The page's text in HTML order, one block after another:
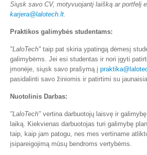
Siųsk savo CV, motyvuojantį laišką ar portfelį
karjera@lalotech.lt
Praktikos galimybės studentams:
"LaloTech" taip pat skiria ypatingą dėmesį
galimybėms. Jei esi studentas ir nori įgyti
įmonėje, siųsk savo prašymą į
pasidalinti savo žiniomis ir patirtimi su
Nuotolinis Darbas:
"LaloTech" vertina darbuotojų laisvę ir
laiką. Kiekvienas darbuotojas turi galimybę
taip, kaip jam patogu, nes mes vertiname
įsipareigojimą mūsų bendroms vertybėms.